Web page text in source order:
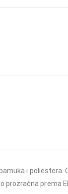
i poliestera.
prozračna prema